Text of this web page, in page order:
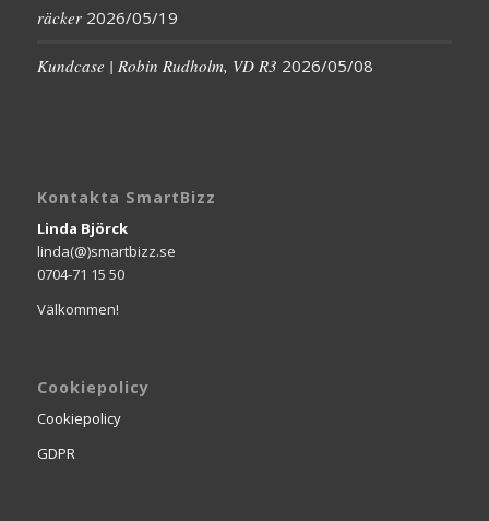
räcker 2026/05/19
Kundcase | Robin Rudholm, VD R3 2026/05/08
Kontakta SmartBizz
Linda Björck
linda(@)smartbizz.se
0704-71 15 50
Välkommen!
Cookiepolicy
Cookiepolicy
GDPR